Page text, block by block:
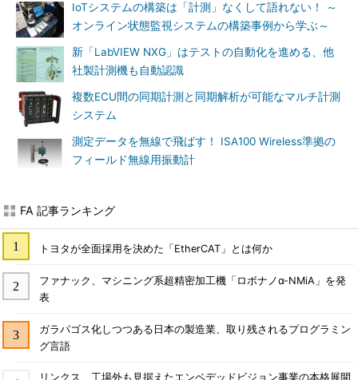
IoTシステムの構築は「計測」なくして語れない！ ～
オンライン状態監視システムの構築事例から学ぶ～
新「LabVIEW NXG」はテストの自動化を進める、他
社製計測機も自動認識
複数ECU間の同期計測と同期解析が可能なマルチ計測
システム
測定データを無線で飛ばす！ ISA100 Wireless準拠の
フィールド無線用振動計
FA 記事ランキング
トヨタが全面採用を決めた「EtherCAT」とは何か
ファナック、マシニング系超精密加工機「ロボナノα-NMiA」を発
表
ガラパゴス化しつつある日本の製造業、取り残されるプログラミン
グ言語
リンクス、工場外も見据えたエンベデッドビジョン事業の本格展開